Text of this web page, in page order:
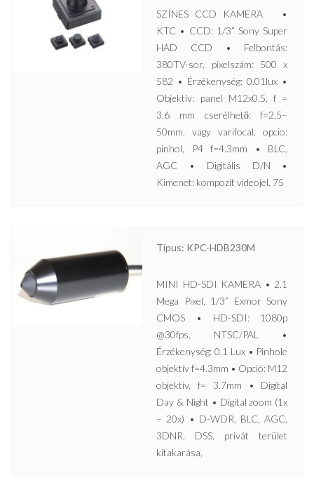
SZÍNES CCD KAMERA •
KTC • CCD: 1/3” Sony Super
HAD CCD • Felbontás:
380TV-sor, pixelszám: 500 x
582 • Érzékenység: 0.01lux •
Objektív: panel M12x0.5, f =
3,6 mm cserélhető: f=2,5–
50mm, vagy varifocal, opcio:
pinhol, P4 f=4.3mm • BLC,
AGC • Digitális D/N •
Kimenet: kompozit videojel, 75
Típus: KPC-HDB230M
MINI HD-SDI KAMERA • 2.1
Mega Pixel, 1/3” Exmor Sony
CMOS • HD-SDI: 1080p
@30fps, NTSC/PAL •
Érzékenység: 0.1 Lux • Pinhole
objektív f=4.3mm • Opció: M12
objektív, f= 3.7mm • Digital
Day & Night • Digital zoom (1x
– 20x) • D-WDR, BLC, AGC,
3DNR, DSS, privát terület
kitakarása,